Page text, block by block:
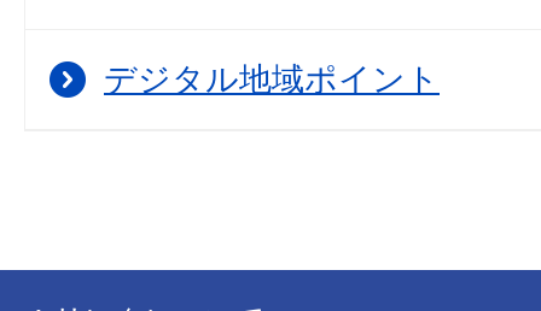
デジタル地域ポイント